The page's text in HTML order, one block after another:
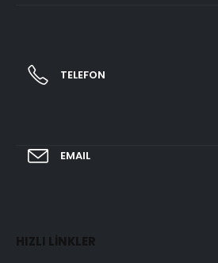
TELEFON
EMAIL
HIZLI LİNKLER